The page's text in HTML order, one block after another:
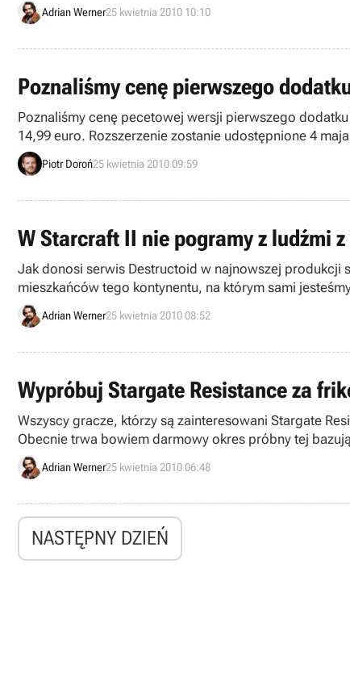
Adrian Werner25 kwietnia 2010 10:10
Poznaliśmy cenę pierwszego
Poznaliśmy cenę pecetowej wersji pierwszego
14,99 euro. Rozszerzenie zostanie udostępnione 4
Piotr Doroń25 kwietnia 2010 09:59
W Starcraft II nie pogramy z ludźmi
Jak donosi serwis Destructoid w najnowszej produkcji studia
mieszkańców tego kontynentu, na którym sami
Adrian Werner25 kwietnia 2010 08:52
Wypróbuj Stargate Resistance za
Wszyscy gracze, którzy są zainteresowani Stargate
Obecnie trwa bowiem darmowy okres próbny tej
Adrian Werner25 kwietnia 2010 06:48
NASTĘPNY DZIEŃ